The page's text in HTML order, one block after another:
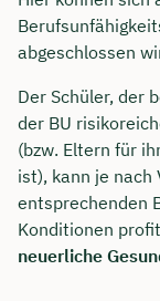
abgeschlossen
Der Schüler, der
der BU
(bzw. Eltern für
ist), kann je nach
entsprechenden
Konditionen
neuerliche